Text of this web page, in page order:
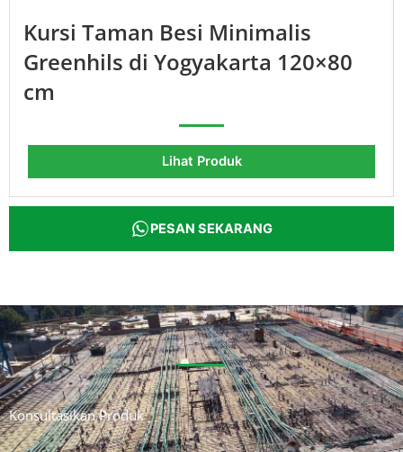
Kursi Taman Besi Minimalis
Greenhils di Yogyakarta 120×80
cm
Lihat Produk
PESAN SEKARANG
Konsultasikan Produk